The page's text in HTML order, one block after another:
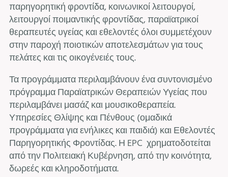
παρηγορητική φροντίδα, κοινωνικοί λειτουργοί,
λειτουργοί ποιμαντικής φροντίδας, παραϊατρικοί
θεραπευτές υγείας και εθελοντές όλοι συμμετέχουν
στην παροχή ποιοτικών αποτελεσμάτων για τους
πελάτες και τις οικογένειές τους.
Τα προγράμματα περιλαμβάνουν ένα συντονισμένο
πρόγραμμα Παραϊατρικών Θεραπειών Υγείας που
περιλαμβάνει μασάζ και μουσικοθεραπεία.
Υπηρεσίες Θλίψης και Πένθους (ομαδικά
προγράμματα για ενήλικες και παιδιά) και Εθελοντές
Παρηγορητικής Φροντίδας. Η EPC χρηματοδοτείται
από την Πολιτειακή Κυβέρνηση, από την κοινότητα,
δωρεές και κληροδοτήματα.